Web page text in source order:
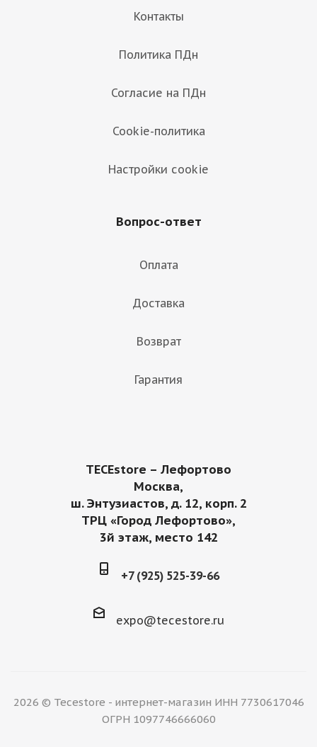
Контакты
Политика ПДн
Согласие на ПДн
Cookie-политика
Настройки cookie
Вопрос-ответ
Оплата
Доставка
Возврат
Гарантия
TECEstore – Лефортово
Москва,
ш. Энтузиастов, д. 12, корп. 2
ТРЦ «Город Лефортово»,
3й этаж, место 142
+7 (925) 525-39-66
expo@tecestore.ru
2026 © Tecestore - интернет-магазин ИНН 7730617046
ОГРН 1097746666060